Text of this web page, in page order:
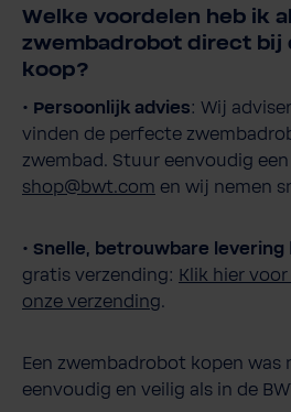
Welke voordelen heb ik
zwembadrobot direct bij
koop?
• Persoonlijk advies: Wij
vinden de perfecte
zwembad. Stuur eenvoudig
shop@bwt.com en wij nemen
• Snelle, betrouwbare levering
gratis verzending: Klik hier
onze verzending.
Een zwembadrobot kopen was
eenvoudig en veilig als in de